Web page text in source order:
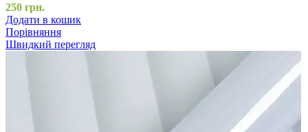
250 грн.
Додати в кошик
Порівняння
Швидкий перегляд